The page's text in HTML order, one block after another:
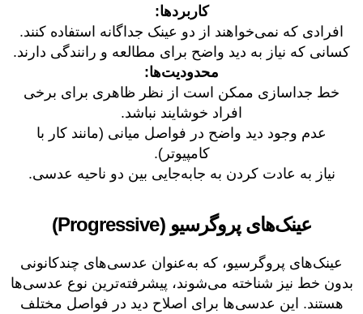
کاربردها:
افرادی که نمی‌خواهند از دو عینک جداگانه استفاده کنند.
کسانی که نیاز به دید واضح برای مطالعه و رانندگی دارند.
محدودیت‌ها:
خط جداسازی ممکن است از نظر ظاهری برای برخی
افراد خوشایند نباشد.
عدم وجود دید واضح در فواصل میانی (مانند کار با
کامپیوتر).
نیاز به عادت کردن به جابه‌جایی بین دو ناحیه عدسی.
عینک‌های پروگرسیو (Progressive)
عینک‌های پروگرسیو، که به‌عنوان عدسی‌های چندکانونی
بدون خط نیز شناخته می‌شوند، پیشرفته‌ترین نوع عدسی‌ها
هستند. این عدسی‌ها برای اصلاح دید در فواصل مختلف